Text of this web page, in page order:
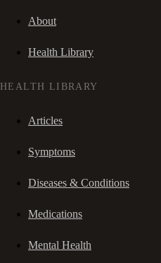
About
Health Library
HEALTH LIBRARY
Articles
Symptoms
Diseases & Conditions
Medications
Mental Health